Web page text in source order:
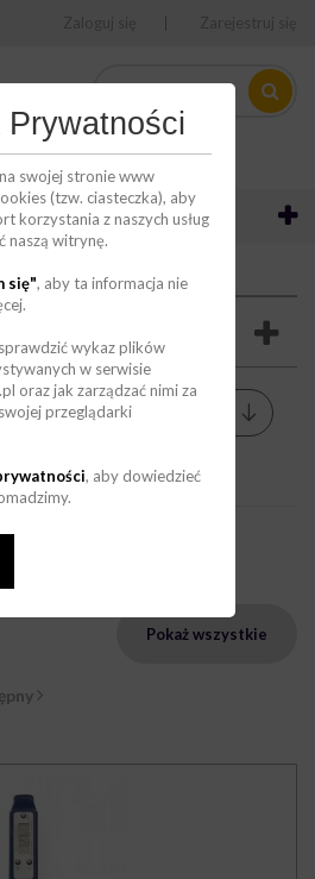
Prywatności
swojej stronie www
(tzw. ciasteczka), aby
korzystania z naszych usług
naszą witrynę.
się", aby ta informacja nie
wykaz plików
w serwisie
oraz jak zarządzać nimi za
przeglądarki
, aby dowiedzieć
Sortuj wg
Pokaż wszystkie